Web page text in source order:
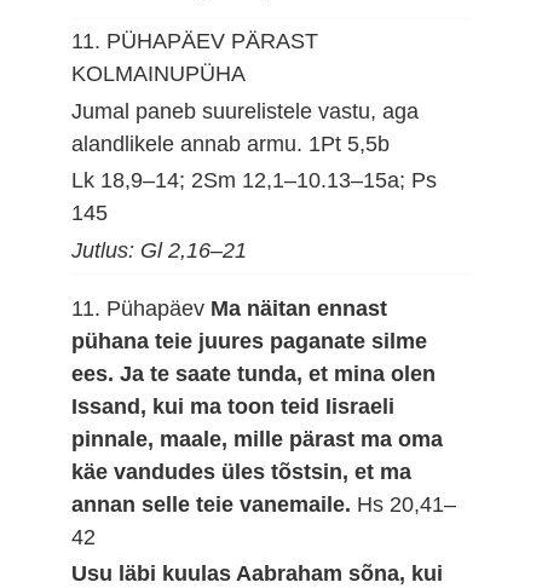
11. PÜHAPÄEV PÄRAST
KOLMAINUPÜHA
Jumal paneb suurelistele vastu, aga
alandlikele annab armu. 1Pt 5,5b
Lk 18,9–14; 2Sm 12,1–10.13–15a; Ps
145
Jutlus: Gl 2,16–21
11. Pühapäev Ma näitan ennast
pühana teie juures paganate silme
ees. Ja te saate tunda, et mina olen
Issand, kui ma toon teid Iisraeli
pinnale, maale, mille pärast ma oma
käe vandudes üles tõstsin, et ma
annan selle teie vanemaile. Hs 20,41–
42
Usu läbi kuulas Aabraham sõna, kui